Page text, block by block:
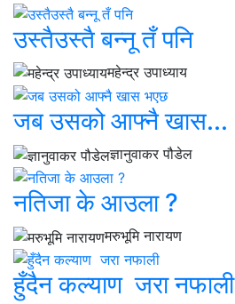
उस्तैउस्तै बन्नू तँ पनि
महेन्द्र उपाध्याय
जब उसको आफ्नै खास...
ज्ञानुवाकर पौडेल
नतिजा के आउला ?
मरुभूमि नारायण
हुँदैन कल्याण जरा नफाली